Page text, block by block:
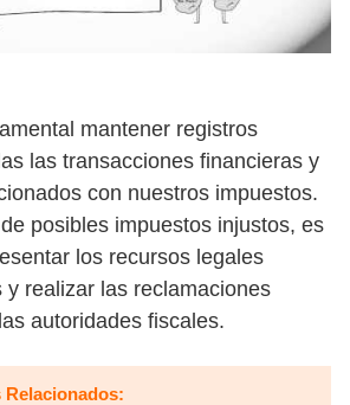
mantener registros
las transacciones financieras y
con nuestros impuestos.
posibles impuestos injustos, es
los recursos legales
y realizar las reclamaciones
autoridades fiscales.